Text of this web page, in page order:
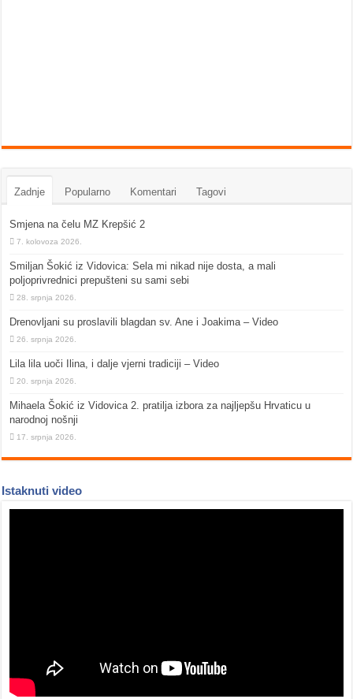
Zadnje Popularno Komentari Tagovi
Smjena na čelu MZ Krepšić 2
7. kolovoza 2026.
Smiljan Šokić iz Vidovica: Sela mi nikad nije dosta, a mali
poljoprivrednici prepušteni su sami sebi
28. srpnja 2026.
Drenovljani su proslavili blagdan sv. Ane i Joakima – Video
26. srpnja 2026.
Lila lila uoči Ilina, i dalje vjerni tradiciji – Video
20. srpnja 2026.
Mihaela Šokić iz Vidovica 2. pratilja izbora za najljepšu Hrvaticu u
narodnoj nošnji
17. srpnja 2026.
Istaknuti video